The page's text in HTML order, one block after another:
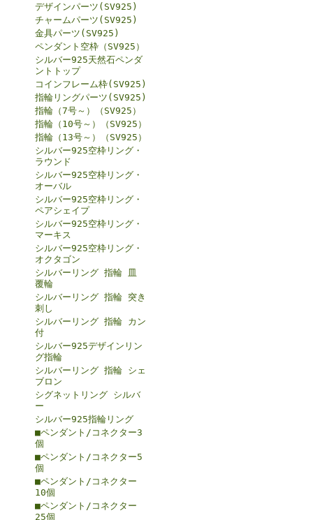
デザインパーツ(SV925)
チャームパーツ(SV925)
金具パーツ(SV925)
ペンダント空枠（SV925）
シルバー925天然石ペンダ
ントトップ
コインフレーム枠(SV925)
指輪リングパーツ(SV925)
指輪（7号～）（SV925）
指輪（10号～）（SV925）
指輪（13号～）（SV925）
シルバー925空枠リング・
ラウンド
シルバー925空枠リング・
オーバル
シルバー925空枠リング・
ペアシェイプ
シルバー925空枠リング・
マーキス
シルバー925空枠リング・
オクタゴン
シルバーリング 指輪 皿
覆輪
シルバーリング 指輪 突き
刺し
シルバーリング 指輪 カン
付
シルバー925デザインリン
グ指輪
シルバーリング 指輪 シェ
ブロン
シグネットリング シルバ
ー
シルバー925指輪リング
■ペンダント/コネクター3
個
■ペンダント/コネクター5
個
■ペンダント/コネクター
10個
■ペンダント/コネクター
25個